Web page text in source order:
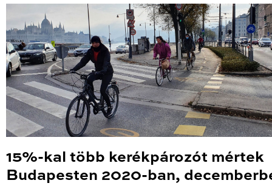
15%-kal több kerékpározót mértek
Budapesten 2020-ban,